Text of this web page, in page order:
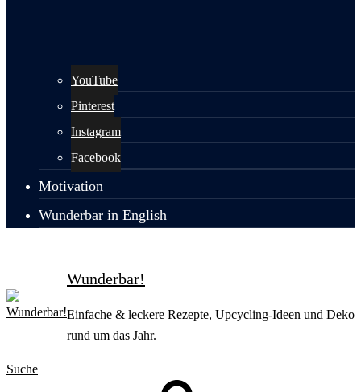
YouTube
Pinterest
Instagram
Facebook
Motivation
Wunderbar in English
Wunderbar!
Einfache & leckere Rezepte, Upcycling-Ideen und Deko
rund um das Jahr.
Suche